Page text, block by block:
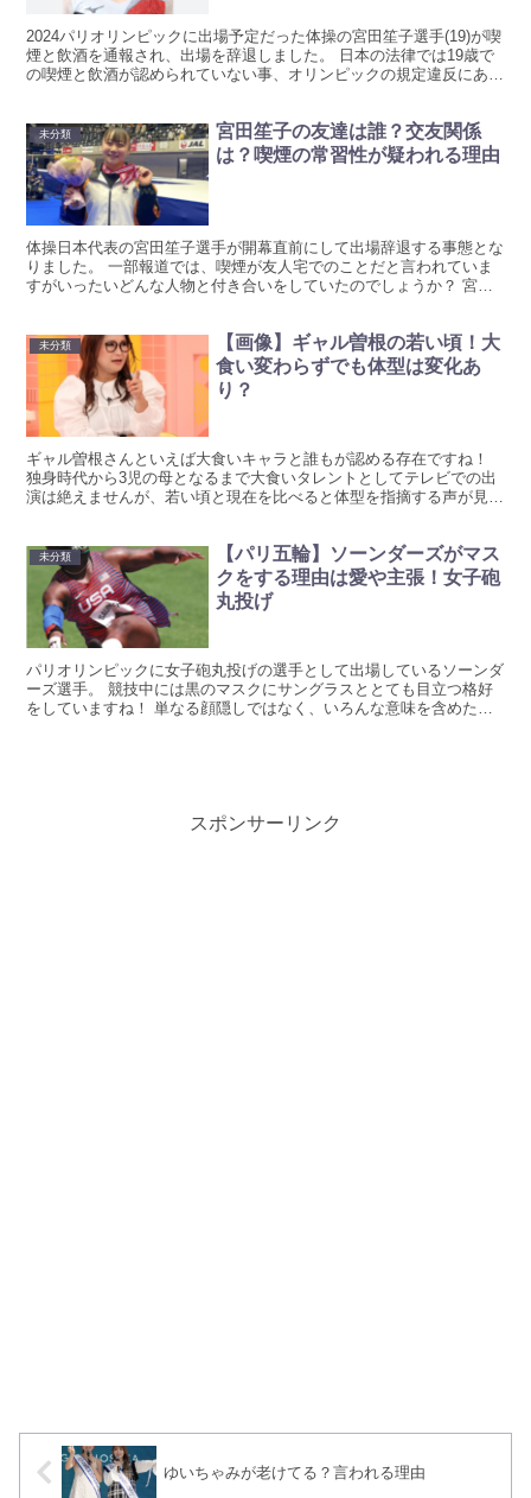
2024パリオリンピックに出場予定だった体操の宮田笙子選手(19)が喫
煙と飲酒を通報され、出場を辞退しました。 日本の法律では19歳で
の喫煙と飲酒が認められていない事、オリンピックの規定違反にあた
未分類
宮田笙子の友達は誰？交友関係
は？喫煙の常習性が疑われる理由
体操日本代表の宮田笙子選手が開幕直前にして出場辞退する事態とな
りました。 一部報道では、喫煙が友人宅でのことだと言われていま
すがいったいどんな人物と付き合いをしていたのでしょうか？ 宮田
未分類
【画像】ギャル曽根の若い頃！大
食い変わらずでも体型は変化あ
り？
ギャル曽根さんといえば大食いキャラと誰もが認める存在ですね！
独身時代から3児の母となるまで大食いタレントとしてテレビでの出
演は絶えませんが、若い頃と現在を比べると体型を指摘する声が見ら
未分類
【パリ五輪】ソーンダーズがマス
クをする理由は愛や主張！女子砲
丸投げ
パリオリンピックに女子砲丸投げの選手として出場しているソーンダ
ーズ選手。 競技中には黒のマスクにサングラスととても目立つ格好
をしていますね！ 単なる顔隠しではなく、いろんな意味を含めた主
スポンサーリンク
ゆいちゃみが老けてる？言われる理由